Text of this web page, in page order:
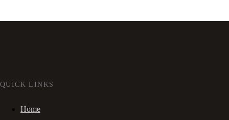
QUICK LINKS
Home